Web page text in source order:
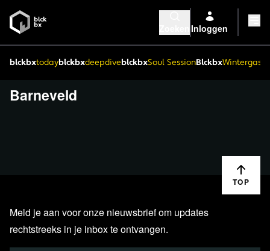
Inloggen
blckbxtodayblckbxdeepdiveblckbxSoul SessionBlckbx
Barneveld
TOP
Meld je aan voor onze nieuwsbrief om updates
rechtstreeks in je inbox te ontvangen.